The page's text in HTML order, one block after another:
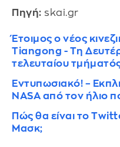
Πηγή: skai.gr
Έτοιμος ο νέος
Tiangong - Τη
τελευταίου
Εντυπωσιακό! –
NASA από τον ήλιο
Πώς θα είναι το
Μασκ;